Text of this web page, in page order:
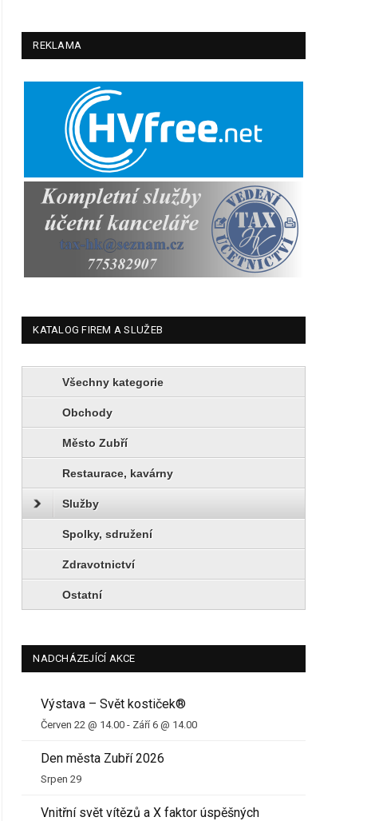
REKLAMA
KATALOG FIREM A SLUŽEB
Všechny kategorie
Obchody
Město Zubří
Restaurace, kavárny
Služby
Spolky, sdružení
Zdravotnictví
Ostatní
NADCHÁZEJÍCÍ AKCE
Výstava – Svět kostiček®
Červen 22 @ 14.00 - Září 6 @ 14.00
Den města Zubří 2026
Srpen 29
Vnitřní svět vítězů a X faktor úspěšných